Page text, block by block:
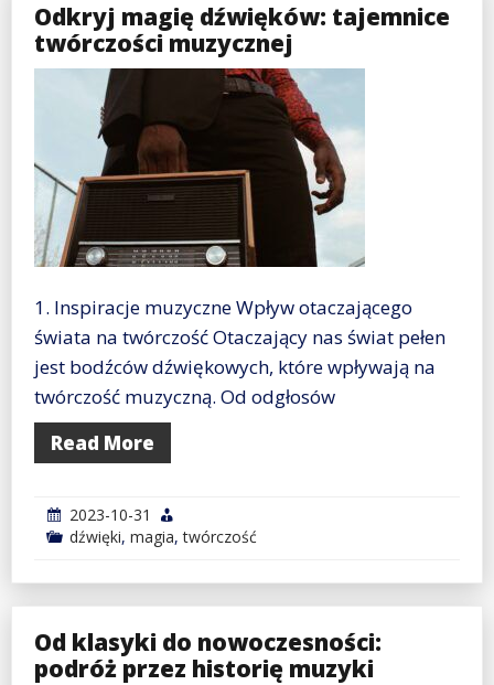
Odkryj magię dźwięków: tajemnice
twórczości muzycznej
1. Inspiracje muzyczne Wpływ otaczającego
świata na twórczość Otaczający nas świat pełen
jest bodźców dźwiękowych, które wpływają na
twórczość muzyczną. Od odgłosów
Read More
2023-10-31
dźwięki, magia,twórczość
Od klasyki do nowoczesności:
podróż przez historię muzyki